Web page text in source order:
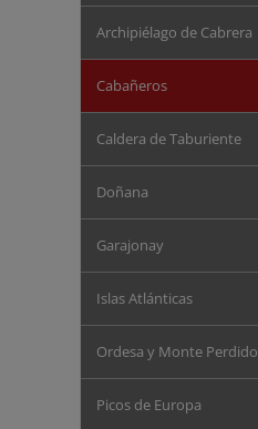
Archipiélago de Cabrera
Cabañeros
Caldera de Taburiente
Doñana
Garajonay
Islas Atlánticas
Ordesa y Monte Perdido
Picos de Europa